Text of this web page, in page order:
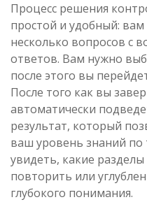
Процесс решения
простой и удобный:
несколько вопросов с
ответов. Вам нужно
после этого вы
После того как вы
автоматически
результат, который
ваш уровень знаний
увидеть, какие
повторить или
глубокого понимания.